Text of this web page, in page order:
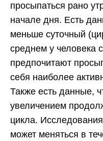
просыпаться рано
начале дня. Есть
меньше суточный
среднем у человека
предпочитают
себя наиболее
Также есть данные,
увеличением
цикла.
может меняться в